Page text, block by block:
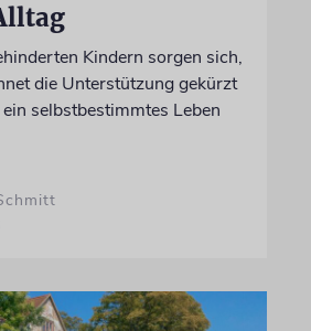
Kindern sorgen sich,
die Unterstützung gekürzt
selbstbestimmtes Leben